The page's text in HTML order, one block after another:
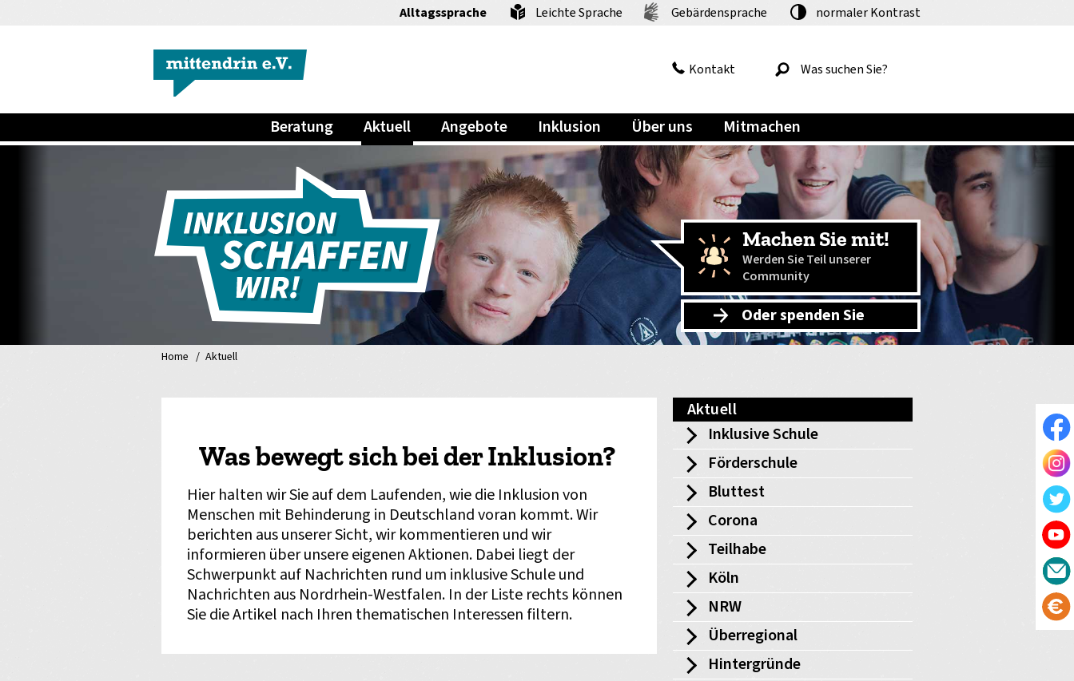
Alltagssprache Leichte Sprache Gebärdensprache normalerKontrast
Kontakt
Beratung Aktuell Angebote Inklusion Über uns Mitmachen
Machen Sie mit!
Werden Sie Teil unserer
Community
Oder spenden Sie
Home Aktuell
Was bewegt sich bei der Inklusion?
Hier halten wir Sie auf dem Laufenden, wie die Inklusion von
Menschen mit Behinderung in Deutschland voran kommt. Wir
berichten aus unserer Sicht, wir kommentieren und wir
informieren über unsere eigenen Aktionen. Dabei liegt der
Schwerpunkt auf Nachrichten rund um inklusive Schule und
Nachrichten aus Nordrhein-Westfalen. In der Liste rechts können
Sie die Artikel nach Ihren thematischen Interessen filtern.
Aktuell
Inklusive Schule
Förderschule
Bluttest
Corona
Teilhabe
Köln
NRW
Überregional
Hintergründe